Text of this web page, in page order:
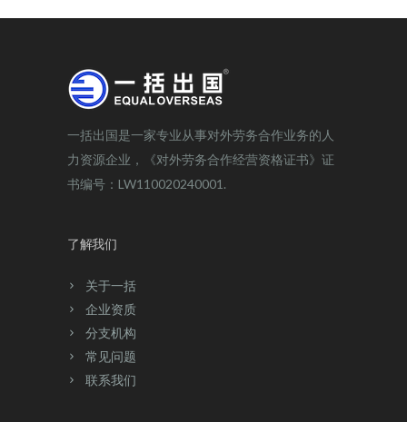
一括出国是一家专业从事对外劳务合作业务的人
力资源企业，《对外劳务合作经营资格证书》证
书编号：LW110020240001.
了解我们
关于一括
企业资质
分支机构
常见问题
联系我们